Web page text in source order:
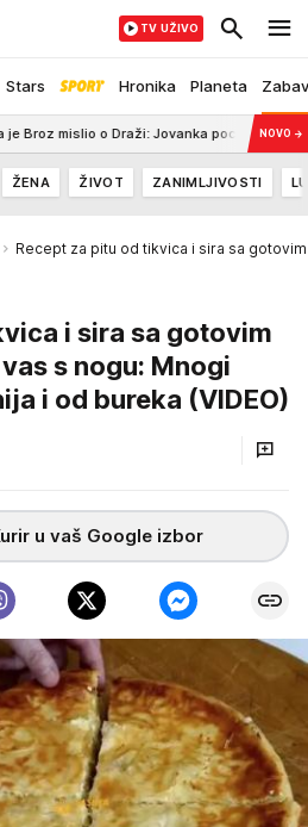
Stars Hronika Planeta
TV UŽIVO
o Draži: Jovanka pocrvenela kad je ovo
NOVO →
ŽENA ŽIVOT ZANIMLJIVOSTI
Recept za pitu od tikvica i sira sa
i sira sa gotovim
s nogu: Mnogi
i od bureka (VIDEO)
u vaš Google izbor